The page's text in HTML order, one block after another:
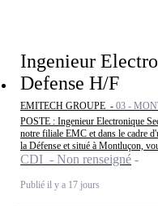
Ingenieur
Defense H/F
EMITECH GROUPE - 03 -
POSTE : Ingenieur Electronique
notre filiale EMC et dans le cadre
la Défense et situé à Montluçon,
CDI - Non renseigné
Publié il y a 17 jours